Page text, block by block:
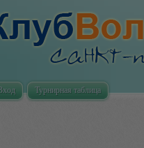
Вход Турнирная таблица